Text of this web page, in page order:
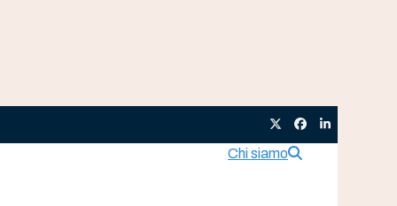
TwitterFacebook
LinkedIn
Chi siamo